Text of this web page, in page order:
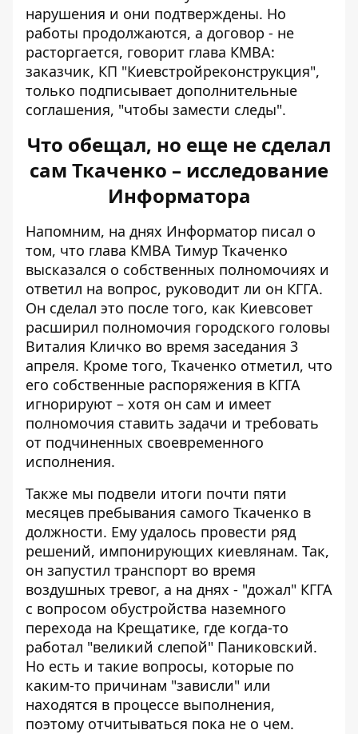
нарушения и они подтверждены. Но
работы продолжаются, а договор - не
расторгается, говорит глава КМВА:
заказчик, КП "Киевстройреконструкция",
только подписывает дополнительные
соглашения, "чтобы замести следы".
Что обещал, но еще не сделал
сам Ткаченко – исследование
Информатора
Напомним, на днях Информатор писал о
том, что глава КМВА Тимур Ткаченко
высказался о собственных полномочиях и
ответил на вопрос, руководит ли он КГГА.
Он сделал это после того, как Киевсовет
расширил полномочия городского головы
Виталия Кличко во время заседания 3
апреля. Кроме того, Ткаченко отметил, что
его собственные распоряжения в КГГА
игнорируют – хотя он сам и имеет
полномочия ставить задачи и требовать
от подчиненных своевременного
исполнения.
Также мы подвели итоги почти пяти
месяцев пребывания самого Ткаченко в
должности. Ему удалось провести ряд
решений, импонирующих киевлянам. Так,
он запустил транспорт во время
воздушных тревог, а на днях - "дожал" КГГА
с вопросом обустройства наземного
перехода на Крещатике, где когда-то
работал "великий слепой" Паниковский.
Но есть и такие вопросы, которые по
каким-то причинам "зависли" или
находятся в процессе выполнения,
поэтому отчитываться пока не о чем.